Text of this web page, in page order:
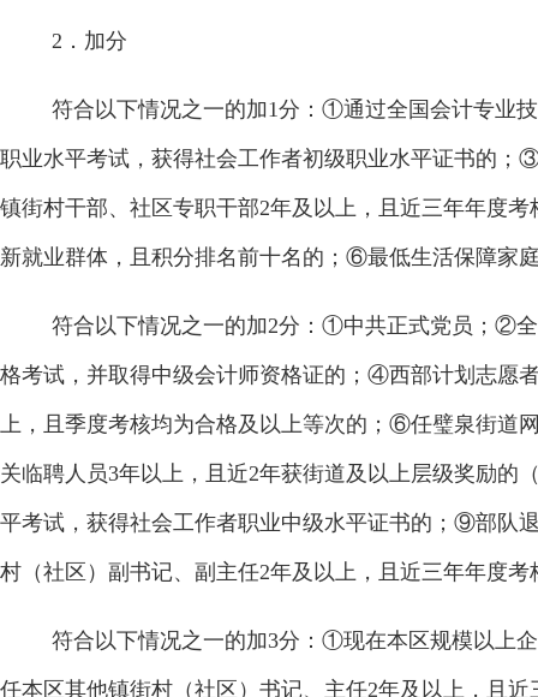
2 ．加分
符合以下情况之一的加1分：①通过全国会计专业
职业水平考试，获得社会工作者初级职业水平证书的
镇街村干部、社区专职干部2年及以上，且近三年年度
新就业群体，且积分排名前十名的；⑥最低生活保障家
符合以下情况之一的加2分：①中共正式党员；②全
格考试，并取得中级会计师资格证的；④西部计划志愿
上，且季度考核均为合格及以上等次的；⑥任璧泉街道
关临聘人员3年以上，且近2年获街道及以上层级奖励的
平考试，获得社会工作者职业中级水平证书的；⑨部队
村（社区）副书记、副主任2年及以上，且近三年年度考
符合以下情况之一的加3分：①现在本区规模以上
任本区其他镇街村（社区）书记、主任2年及以上，且